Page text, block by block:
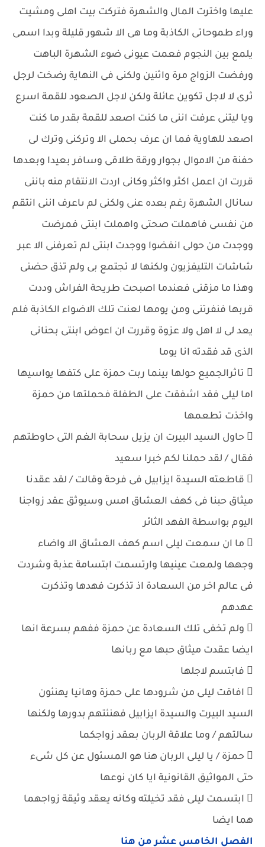
عليها واخترت المال والشهرة فتركت بيت اهلى ومشيت
وراء طموحاتى الكاذبة وما هى الا شهور قليلة وبدا اسمى
يلمع بين النجوم فعمت عيونى ضوء الشهرة الباهت
ورفضت الزواج مرة واثنين ولكنى فى النهاية رضخت لرجل
ثرى لا لاجل تكوين عائلة ولكن لاجل الصعود للقمة اسرع
ويا ليتنى عرفت اننى ما كنت اصعد للقمة بقدر ما كنت
اصعد للهاوية فما ان عرف بحملى الا وتركنى وترك لى
حفنة من الاموال بجوار ورقة طلاقى وسافر بعيدا وبعدها
قررت ان اعمل اكثر واكثر وكانى اردت الانتقام منه باننى
سانال الشهرة رغم بعده عنى ولكنى لم ىاعرف اننى انتقم
من نفسى فاهملت صحتى واهملت ابنتى فمرضت
ووجدت من حولى انفضوا ووجدت ابنتى لم تعرفنى الا عبر
شاشات التليفزيون ولكنها لا تجتمع بى ولم تذق حضنى
وهذا ما مزقنى فعندما اصبحت طريحة الفراش وددت
قربها فنفرتنى ومن يومها لعنت تلك الاضواء الكاذبة فلم
يعد لى لا اهل ولا عزوة وقررت ان اعوض ابنتى بحنانى
الذى قد فقدته انا يوما
 تاثرالجميع حولها بينما ربت حمزة على كتفها يواسيها
اما ليلى فقد اشفقت على الطفلة فحملتها من حمزة
واخذت تطعمها
 حاول السيد البيرت ان يزيل سحابة الغم التى حاوطتهم
فقال / لقد حملنا لكم خبرا سعيد
 قاطعته السيدة ايزابيل فى فرحة وقالت / لقد عقدنا
ميثاق حبنا فى كهف العشاق امس وسيوثق عقد زواجنا
اليوم بواسطة الفهد الثائر
 ما ان سمعت ليلى اسم كهف العشاق الا واضاء
وجهها ولمعت عينيها وارتسمت ابتسامة عذبة وشردت
فى عالم اخر من السعادة اذ تذكرت فهدها وتذكرت
عهدهم
 ولم تخفى تلك السعادة عن حمزة ففهم بسرعة انها
ايضا عقدت ميثاق حبها مع ربانها
 فابتسم لاجلها
 افاقت ليلى من شرودها على حمزة وهانيا يهنئون
السيد البيرت والسيدة ايزابيل فهنئتهم بدورها ولكنها
سالتهم / وما علاقة الربان بعقد زواجكما
 حمزة / يا ليلى الربان هنا هو المسئول عن كل شىء
حتى المواثيق القانونية ايا كان نوعها
 ابتسمت ليلى فقد تخيلته وكانه يعقد وثيقة زواجهما
هما ايضا
الفصل الخامس عشر من هنا